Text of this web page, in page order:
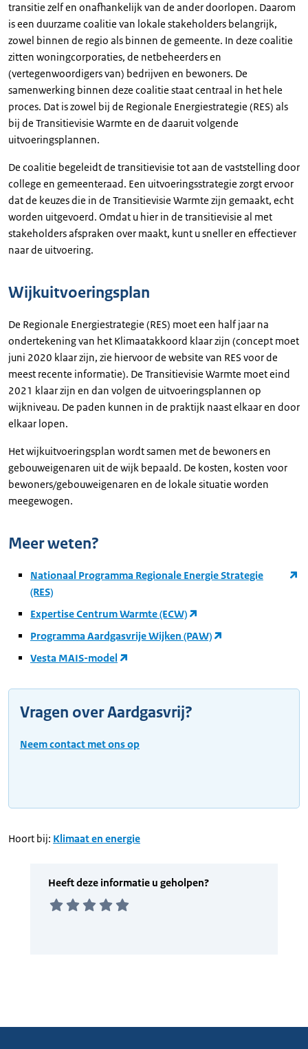
transitie zelf en onafhankelijk van de ander doorlopen. Daarom
is een duurzame coalitie van lokale stakeholders belangrijk,
zowel binnen de regio als binnen de gemeente. In deze coalitie
zitten woningcorporaties, de netbeheerders en
(vertegenwoordigers van) bedrijven en bewoners. De
samenwerking binnen deze coalitie staat centraal in het hele
proces. Dat is zowel bij de Regionale Energiestrategie (RES) als
bij de Transitievisie Warmte en de daaruit volgende
uitvoeringsplannen.
De coalitie begeleidt de transitievisie tot aan de vaststelling door
college en gemeenteraad. Een uitvoeringsstrategie zorgt ervoor
dat de keuzes die in de Transitievisie Warmte zijn gemaakt, echt
worden uitgevoerd. Omdat u hier in de transitievisie al met
stakeholders afspraken over maakt, kunt u sneller en effectiever
naar de uitvoering.
Wijkuitvoeringsplan
De Regionale Energiestrategie (RES) moet een half jaar na
ondertekening van het Klimaatakkoord klaar zijn (concept moet
juni 2020 klaar zijn, zie hiervoor de website van RES voor de
meest recente informatie). De Transitievisie Warmte moet eind
2021 klaar zijn en dan volgen de uitvoeringsplannen op
wijkniveau. De paden kunnen in de praktijk naast elkaar en door
elkaar lopen.
Het wijkuitvoeringsplan wordt samen met de bewoners en
gebouweigenaren uit de wijk bepaald. De kosten, kosten voor
bewoners/gebouweigenaren en de lokale situatie worden
meegewogen.
Meer weten?
Nationaal Programma Regionale Energie Strategie
(RES)
Expertise Centrum Warmte (ECW)
Programma Aardgasvrije Wijken (PAW)
Vesta MAIS-model
Vragen over Aardgasvrij?
Neem contact met ons op
Hoort bij: Klimaat en energie